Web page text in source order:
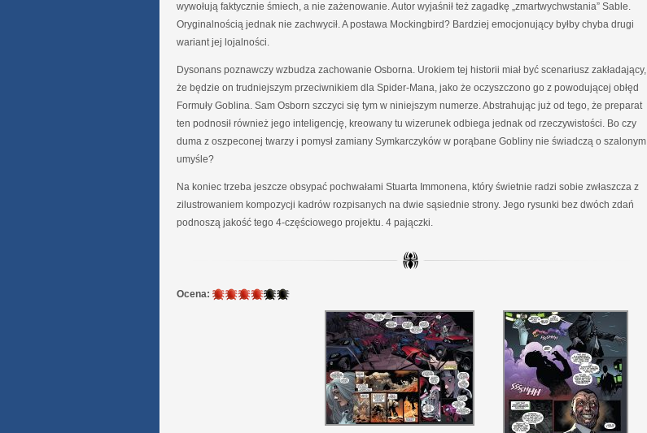
wywołują faktycznie śmiech, a nie zażenowanie. Autor wyjaśnił też zagadkę „zmartwychwstania” Sable.
Oryginalnością jednak nie zachwycił. A postawa Mockingbird? Bardziej emocjonujący byłby chyba drugi
wariant jej lojalności.
Dysonans poznawczy wzbudza zachowanie Osborna. Urokiem tej historii miał być scenariusz zakładający,
że będzie on trudniejszym przeciwnikiem dla Spider-Mana, jako że oczyszczono go z powodującej obłęd
Formuły Goblina. Sam Osborn szczyci się tym w niniejszym numerze. Abstrahując już od tego, że preparat
ten podnosił również jego inteligencję, kreowany tu wizerunek odbiega jednak od rzeczywistości. Bo czy
duma z oszpeconej twarzy i pomysł zamiany Symkarczyków w porąbane Gobliny nie świadczą o szalonym
umyśle?
Na koniec trzeba jeszcze obsypać pochwałami Stuarta Immonena, który świetnie radzi sobie zwłaszcza z
zilustrowaniem kompozycji kadrów rozpisanych na dwie sąsiednie strony. Jego rysunki bez dwóch zdań
podnoszą jakość tego 4-częściowego projektu. 4 pajączki.
Ocena: 4